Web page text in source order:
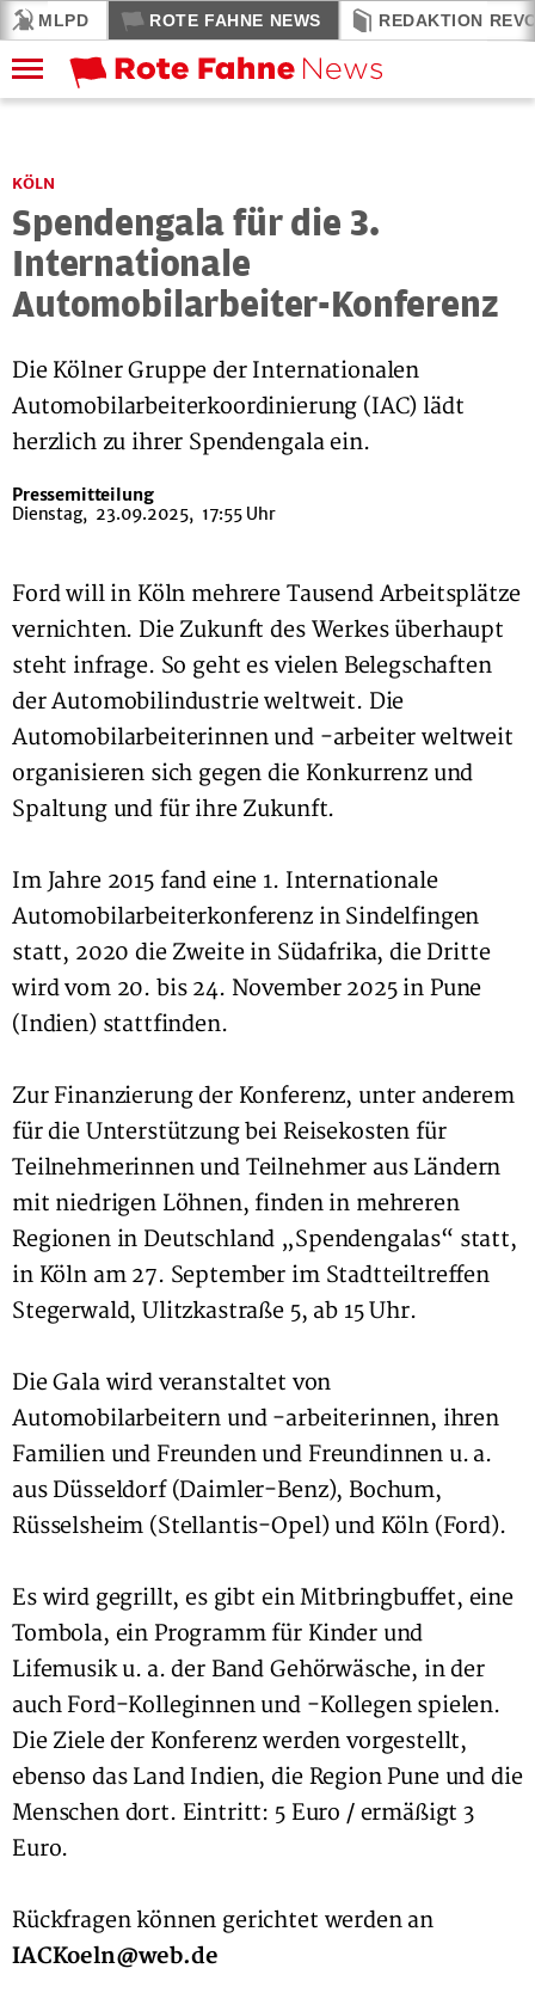
MLPD ROTE FAHNE NEWS REDAKTION
KÖLN
Spendengala für die 3.
Internationale
Automobilarbeiter-Konferenz
Die Kölner Gruppe der Internationalen
Automobilarbeiterkoordinierung (IAC) lädt
herzlich zu ihrer Spendengala ein.
Pressemitteilung
Dienstag, 23.09.2025, 17:55 Uhr
Ford will in Köln mehrere Tausend Arbeitsplätze
vernichten. Die Zukunft des Werkes überhaupt
steht infrage. So geht es vielen Belegschaften
der Automobilindustrie weltweit. Die
Automobilarbeiterinnen und -arbeiter weltweit
organisieren sich gegen die Konkurrenz und
Spaltung und für ihre Zukunft.
Im Jahre 2015 fand eine 1. Internationale
Automobilarbeiterkonferenz in Sindelfingen
statt, 2020 die Zweite in Südafrika, die Dritte
wird vom 20. bis 24. November 2025 in Pune
(Indien) stattfinden.
Zur Finanzierung der Konferenz, unter anderem
für die Unterstützung bei Reisekosten für
Teilnehmerinnen und Teilnehmer aus Ländern
mit niedrigen Löhnen, finden in mehreren
Regionen in Deutschland „Spendengalas“ statt,
in Köln am 27. September im Stadtteiltreffen
Stegerwald, Ulitzkastraße 5, ab 15 Uhr.
Die Gala wird veranstaltet von
Automobilarbeitern und -arbeiterinnen, ihren
Familien und Freunden und Freundinnen u. a.
aus Düsseldorf (Daimler-Benz), Bochum,
Rüsselsheim (Stellantis-Opel) und Köln (Ford).
Es wird gegrillt, es gibt ein Mitbringbuffet, eine
Tombola, ein Programm für Kinder und
Lifemusik u. a. der Band Gehörwäsche, in der
auch Ford-Kolleginnen und -Kollegen spielen.
Die Ziele der Konferenz werden vorgestellt,
ebenso das Land Indien, die Region Pune und die
Menschen dort. Eintritt: 5 Euro / ermäßigt 3
Euro.
Rückfragen können gerichtet werden an
IACKoeln@web.de